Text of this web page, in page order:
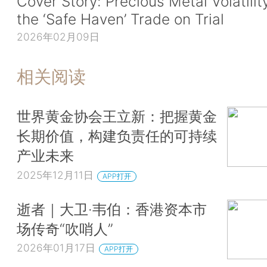
the ‘Safe Haven’ Trade on Trial
2026年02月09日
相关阅读
世界黄金协会王立新：把握黄金
长期价值，构建负责任的可持续
产业未来
2025年12月11日 APP打开
逝者｜大卫·韦伯：香港资本市
场传奇“吹哨人”
2026年01月17日 APP打开